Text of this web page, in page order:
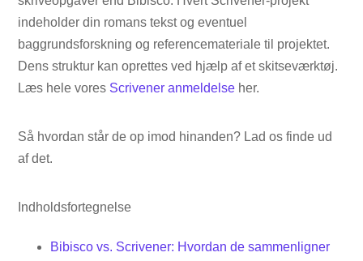
indeholder din romans tekst og eventuel
baggrundsforskning og referencemateriale til projektet.
Dens struktur kan oprettes ved hjælp af et skitseværktøj.
Læs hele vores Scrivener anmeldelse her.
Så hvordan står de op imod hinanden? Lad os finde ud
af det.
Indholdsfortegnelse
Bibisco vs. Scrivener: Hvordan de sammenligner